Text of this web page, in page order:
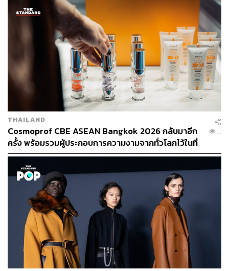
KraveBeauty เน้นส่วนผสมบำรุงผิวพื้นฐานที่จำเป็นเท่านั้น ไม่
ใช้ส่วนผสมแรงๆ ตามกระแส เพื่อฟื้นฟูสุขภาพผิวแข็งแรง
อย่างยั่งยืน
ส่วนผสมโปร่งใส ผ่านการวิจัยโดยนักวิทยาศาสตร์ อ่อนโยน
แต่มีประสิทธิภาพ ไม่มีน้ำหอม แอลกอฮอล์ น้ำมันหอมระเหย
รับรองโดย PETA ว่าไม่มีส่วนผสมจากสัตว์ (Vegan) และไม่
ทดสอบกับสัตว์ (Cruelty Free)
THAILAND
Cosmoprof CBE ASEAN Bangkok 2026 กลับมาอีก
ครั้ง พร้อมรวมผู้ประกอบการความงามจากทั่วโลกไว้ในที่
เดียว [ADVERTORIAL]
...